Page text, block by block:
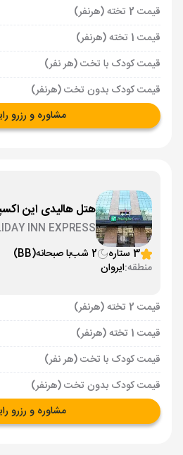
قیمت 2 تخته (هرنفر)
قیمت 1 تخته (هرنفر)
قیمت کودک با تخت (هر نفر)
قیمت کودک بدون تخت (هرنفر)
مشاوره و رزرو
هتل هالیدی این
INN EXPRESS
3 ستاره
2 شب با صبحانه(BB)
منطقه:ایروان
قیمت 2 تخته (هرنفر)
قیمت 1 تخته (هرنفر)
قیمت کودک با تخت (هر نفر)
قیمت کودک بدون تخت (هرنفر)
مشاوره و رزرو